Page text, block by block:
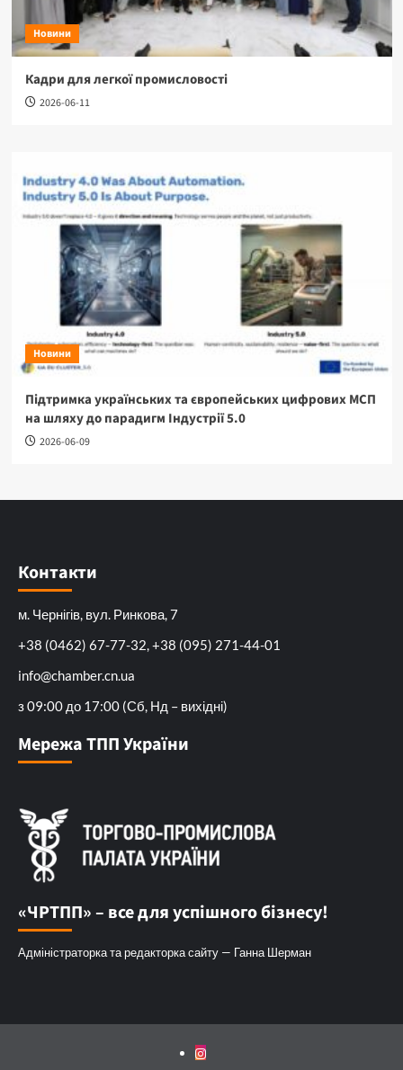
Новини
Кадри для легкої промисловості
2026-06-11
Новини
Підтримка українських та європейських цифрових МСП
на шляху до парадигм Індустрії 5.0
2026-06-09
Контакти
м. Чернігів, вул. Ринкова, 7
+38 (0462) 67-77-32, +38 (095) 271-44-01
info@chamber.cn.ua
з 09:00 до 17:00 (Сб, Нд – вихідні)
Мережа ТПП України
«ЧРТПП» – все для успішного бізнесу!
Адміністраторка та редакторка сайту — Ганна Шерман
Instagram